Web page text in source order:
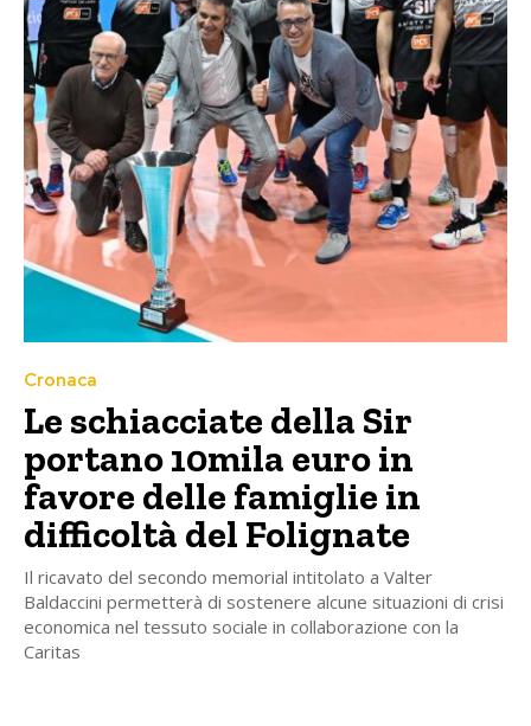
Cronaca
Le schiacciate della Sir
portano 10mila euro in
favore delle famiglie in
difficoltà del Folignate
Il ricavato del secondo memorial intitolato a Valter
Baldaccini permetterà di sostenere alcune situazioni di crisi
economica nel tessuto sociale in collaborazione con la
Caritas